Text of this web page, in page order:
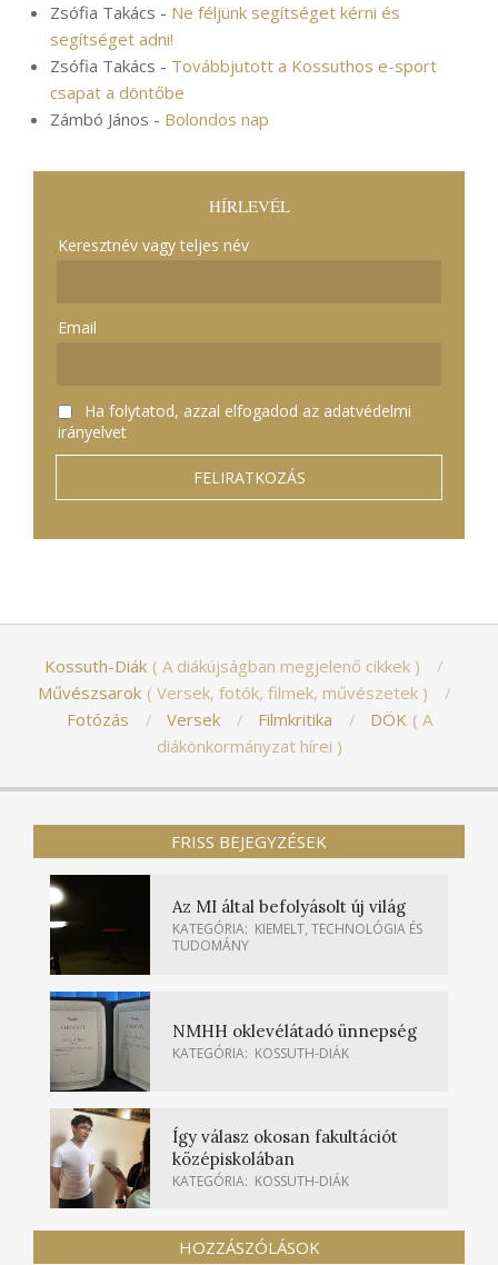
Zsófia Takács - Ne féljünk segítséget kérni és
segítséget adni!
Zsófia Takács - Továbbjutott a Kossuthos e-sport
csapat a döntőbe
Zámbó János - Bolondos nap
HÍRLEVÉL
Keresztnév vagy teljes név
Email
Ha folytatod, azzal elfogadod az adatvédelmi
irányelvet
Kossuth-Diák
A diákújságban megjelenő cikkek
Művészsarok
Versek, fotók, filmek, művészetek
Fotózás
Versek Filmkritika DÖK
A
diákönkormányzat hírei
FRISS BEJEGYZÉSEK
Az MI által befolyásolt új világ
KATEGÓRIA: KIEMELT, TECHNOLÓGIA ÉS
TUDOMÁNY
NMHH oklevélátadó ünnepség
KATEGÓRIA: KOSSUTH-DIÁK
Így válasz okosan fakultációt
középiskolában
KATEGÓRIA: KOSSUTH-DIÁK
HOZZÁSZÓLÁSOK